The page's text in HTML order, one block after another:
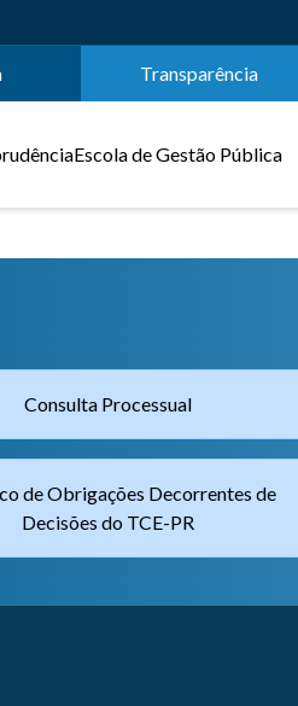
Transparência
Escola de Gestão Pública
Consulta Processual
de Obrigações Decorrentes de
Decisões do TCE-PR